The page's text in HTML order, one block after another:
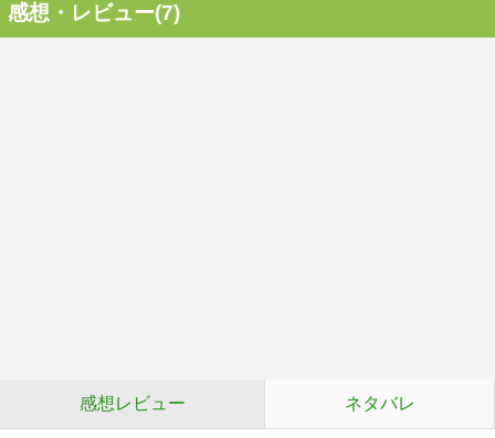
感想・レビュー(7)
感想レビュー ネタバレ